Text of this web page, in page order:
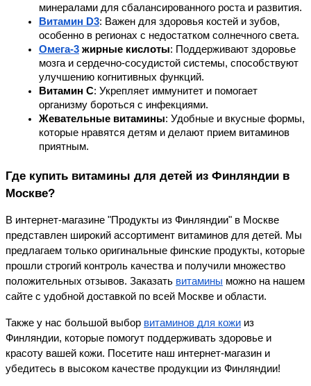
минералами для сбалансированного роста и развития.
Витамин D3: Важен для здоровья костей и зубов,
особенно в регионах с недостатком солнечного света.
Омега-3 жирные кислоты: Поддерживают здоровье
мозга и сердечно-сосудистой системы, способствуют
улучшению когнитивных функций.
Витамин C: Укрепляет иммунитет и помогает
организму бороться с инфекциями.
Жевательные витамины: Удобные и вкусные формы,
которые нравятся детям и делают прием витаминов
приятным.
Где купить витамины для детей из Финляндии в
Москве?
В интернет-магазине "Продукты из Финляндии" в Москве
представлен широкий ассортимент витаминов для детей. Мы
предлагаем только оригинальные финские продукты, которые
прошли строгий контроль качества и получили множество
положительных отзывов. Заказать витамины можно на нашем
сайте с удобной доставкой по всей Москве и области.
Также у нас большой выбор витаминов для кожи из
Финляндии, которые помогут поддерживать здоровье и
красоту вашей кожи. Посетите наш интернет-магазин и
убедитесь в высоком качестве продукции из Финляндии!